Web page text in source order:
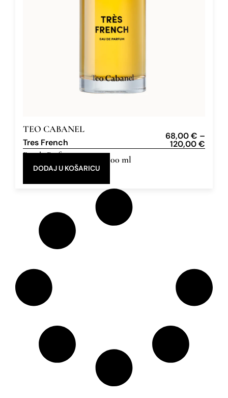
TEO CABANEL
Tres French
68,00€ –
120,00€
Eau de Parfum 30 ml, 100 ml
DODAJ U KOŠARICU